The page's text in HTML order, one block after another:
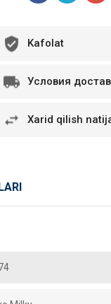
быстро. Покупал
Kafolat
Условия
Xarid qilish